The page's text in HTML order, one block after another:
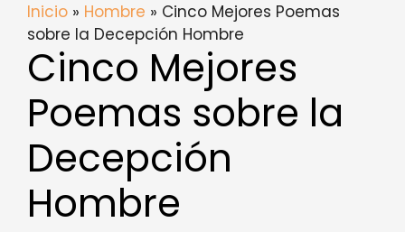
Inicio » Hombre » Cinco Mejores Poemas
sobre la Decepción Hombre
Cinco Mejores
Poemas sobre la
Decepción
Hombre